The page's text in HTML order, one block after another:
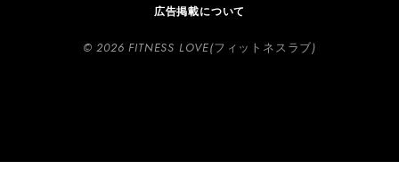
広告掲載について
© 2026 FITNESS LOVE(フィットネスラブ)